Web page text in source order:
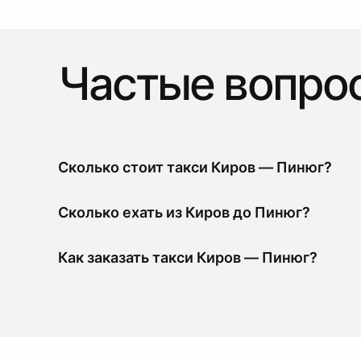
Частые
Сколько стоит такси Киров — Пинюг?
Сколько ехать из Киров до Пинюг?
Как заказать такси Киров — Пинюг?